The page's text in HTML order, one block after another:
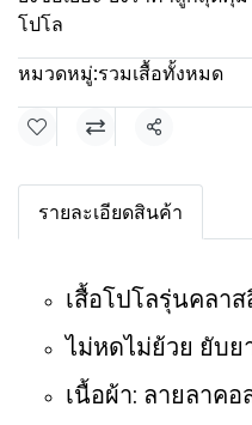
โปโล
หมวดหมู่:รวมเสื้อทั้งหมด
แชร์
รายละเอียดสินค้า
เสื้อโปโลรุ่นคลา
ไม่หดไม่ย้วย ยับย
เนื้อผ้า: ลายลาค